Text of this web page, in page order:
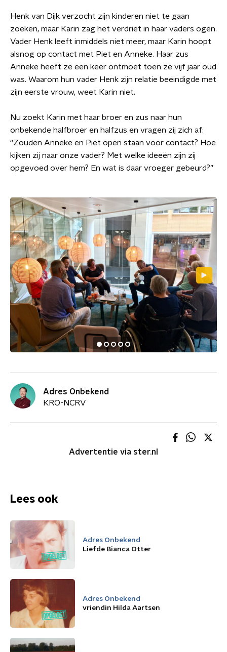
Henk van Dijk verzocht zijn kinderen niet te gaan
zoeken, maar Karin zag het verdriet in haar vaders ogen.
Vader Henk leeft inmiddels niet meer, maar Karin hoopt
alsnog op contact met Piet en Anneke. Haar zus
Anneke heeft ze een keer ontmoet toen ze vijf jaar oud
was. Waarom hun vader Henk zijn relatie beëindigde met
zijn eerste vrouw, weet Karin niet.
Nu zoekt Karin met haar broer en zus naar hun
onbekende halfbroer en halfzus en vragen zij zich af:
“Zouden Anneke en Piet open staan voor contact? Hoe
kijken zij naar onze vader? Met welke ideeën zijn zij
opgevoed over hem? En wat is daar vroeger gebeurd?”
Adres Onbekend
KRO-NCRV
Advertentie via ster.nl
Lees ook
Adres Onbekend
Liefde Bianca Otter
Adres Onbekend
vriendin Hilda Aartsen